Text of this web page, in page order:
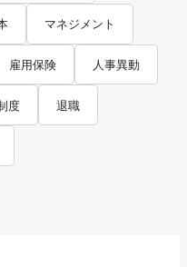
マネジメント
雇用保険 人事異動
度 退職